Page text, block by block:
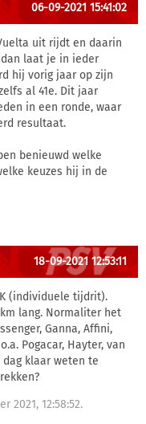
06-09-2021 15:41:02
uit rijdt en daarin
laat je in ieder
hij vorig jaar op zijn
al 41e. Dit jaar
in een ronde, waar
resultaat.
benieuwd welke
keuzes hij in de
18-09-2021 12:53:11
(individuele tijdrit).
lang. Normaliter het
Ganna, Affini,
Pogacar, Hayter, van
dag klaar weten te
2021, 12:58:52.